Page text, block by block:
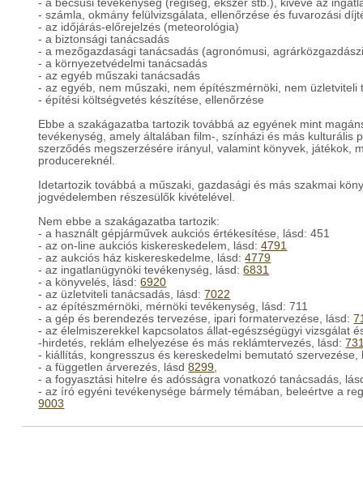
- a becsüsi tevékenység (régiség, ékszer stb.), kivéve az
- számla, okmány felülvizsgálata, ellenőrzése és fuvarozási
- az időjárás-előrejelzés (meteorológia)
- a biztonsági tanácsadás
- a mezőgazdasági tanácsadás (agronómusi,
- a környezetvédelmi tanácsadás
- az egyéb műszaki tanácsadás
- az egyéb, nem műszaki, nem építészmérnöki, nem üzletviteli
- építési költségvetés készítése, ellenőrzése
Ebbe a szakágazatba tartozik továbbá az egyének mint
tevékenység, amely általában film-, színházi és más kulturális
szerződés megszerzésére irányul, valamint könyvek, játékok,
producereknél.
Idetartozik továbbá a műszaki, gazdasági és más szakmai
jogvédelemben részesülők kivételével.
Nem ebbe a szakágazatba tartozik:
- a használt gépjárművek aukciós értékesítése, lásd: 451
- az on-line aukciós kiskereskedelem, lásd:4791
- az aukciós ház kiskereskedelme, lásd:4779
- az ingatlanügynöki tevékenység, lásd:6831
- a könyvelés, lásd:6920
- az üzletviteli tanácsadás, lásd:7022
- az építészmérnöki, mérnöki tevékenység, lásd: 711
- a gép és berendezés tervezése, ipari formatervezése, lásd:
- az élelmiszerekkel kapcsolatos állat-egészségügyi vizsgálat
-hirdetés, reklám elhelyezése és más reklámtervezés, lásd:
- kiállítás, kongresszus és kereskedelmi bemutató
- a független árverezés, lásd8299,
- a fogyasztási hitelre és adósságra vonatkozó tanácsadás,
- az író egyéni tevékenysége bármely témában, beleértve a
9003